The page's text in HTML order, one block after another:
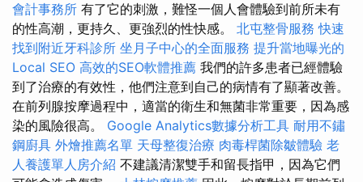
會計事務所 有了它的刺激，難怪一個人會體驗到前所未有
的性高潮，更持久、更強烈的性快感。 北屯整骨服務快速
找到附近牙科診所 坐月子中心的全面服務 提升當地曝光的
Local SEO 高效的SEO軟體推薦 我們的許多患者已經體驗
到了治療的有效性，他們注意到自己的病情有了顯著改善。
在前列腺按摩過程中，適當的衛生和無菌非常重要，因為感
染的風險很高。 Google Analytics數據分析工具 耐用不鏽
鋼廚具 外燴推薦名單 天母整復治療 肉毒桿菌除皺體驗 老
人養護單人房介紹 不建議清潔雙手和留長指甲，因為它們